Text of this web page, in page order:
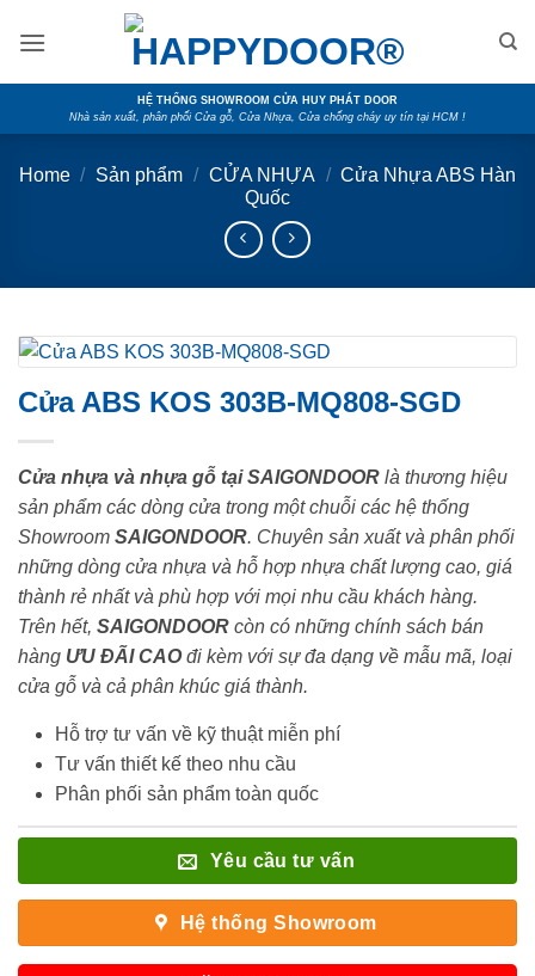
HỆ THỐNG SHOWROOM CỬA HUY PHÁT DOOR
Nhà sản xuất, phân phối Cửa gỗ, Cửa Nhựa, Cửa chống cháy uy tín tại HCM !
Home / Sản phẩm / CỬA NHỰA / Cửa Nhựa ABS Hàn
Quốc
Cửa ABS KOS 303B-MQ808-SGD
Cửa nhựa và nhựa gỗ tại SAIGONDOOR là thương hiệu
sản phẩm các dòng cửa trong một chuỗi các hệ thống
Showroom SAIGONDOOR. Chuyên sản xuất và phân phối
những dòng cửa nhựa và hỗ hợp nhựa chất lượng cao, giá
thành rẻ nhất và phù hợp với mọi nhu cầu khách hàng.
Trên hết, SAIGONDOOR còn có những chính sách bán
hàng ƯU ĐÃI CAOđi kèm với sự đa dạng về mẫu mã, loại
cửa gỗ và cả phân khúc giá thành.
Hỗ trợ tư vấn về kỹ thuật miễn phí
Tư vấn thiết kế theo nhu cầu
Phân phối sản phẩm toàn quốc
Yêu cầu tư vấn
Hệ thống Showroom